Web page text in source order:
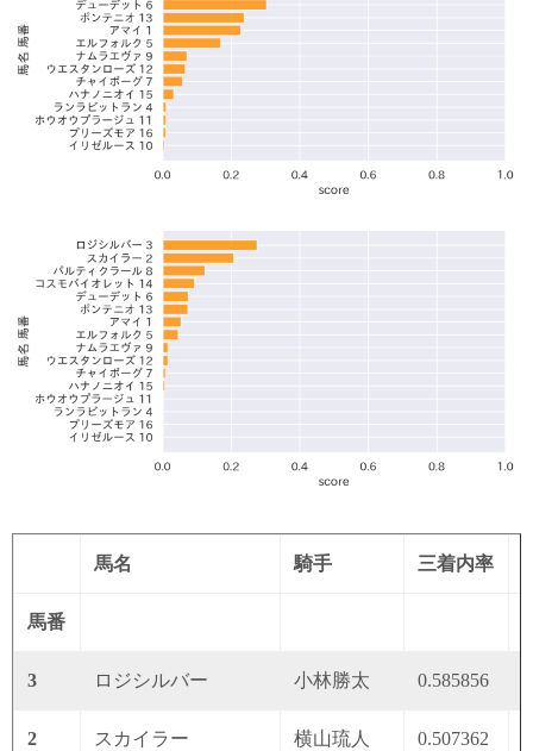
馬名 騎手 三着内率
馬番
3 ロジシルバー 小林勝太 0.585856
2 スカイラー 横山琉人 0.507362